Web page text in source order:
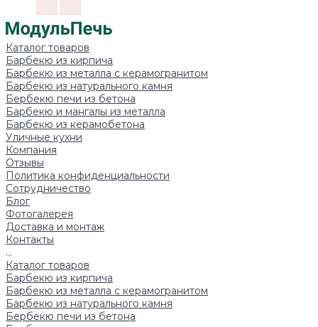
Каталог товаров
Барбекю из кирпича
Барбекю из металла с керамогранитом
Барбекю из натурального камня
Бербекю печи из бетона
Барбекю и мангалы из металла
Барбекю из керамобетона
Уличные кухни
Компания
Отзывы
Политика конфиденциальности
Сотрудничество
Блог
Фотогалерея
Доставка и монтаж
Контакты
...
Каталог товаров
Барбекю из кирпича
Барбекю из металла с керамогранитом
Барбекю из натурального камня
Бербекю печи из бетона